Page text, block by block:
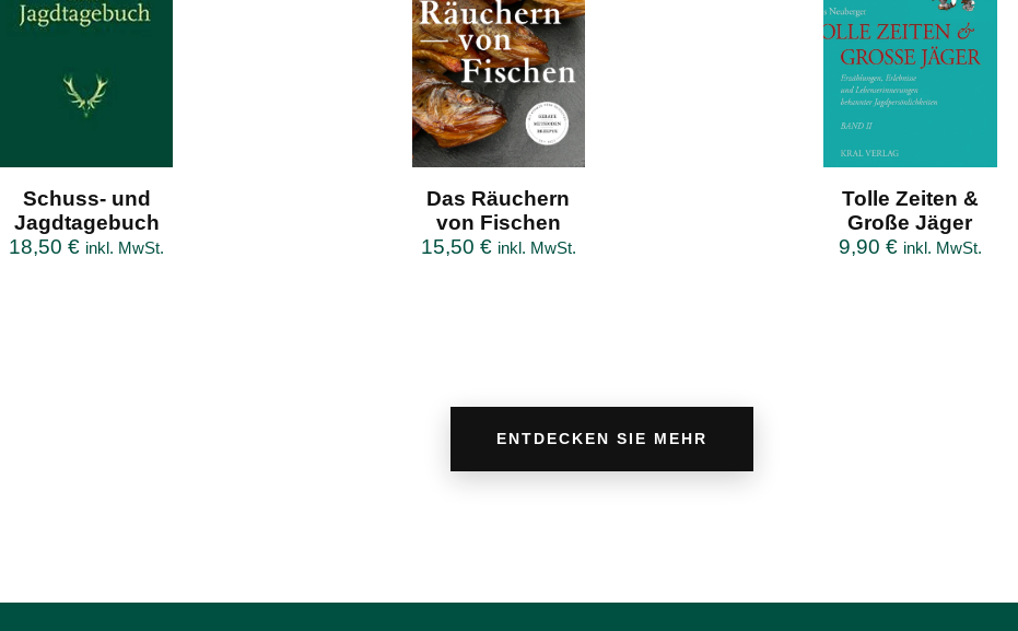
Schuss- und
Jagdtagebuch
18,50€ inkl. MwSt.
Das Räuchern
von Fischen
15,50 € inkl. MwSt.
Tolle Zeiten &
Große Jäger
9,90 € inkl. MwSt.
ENTDECKEN SIE MEHR